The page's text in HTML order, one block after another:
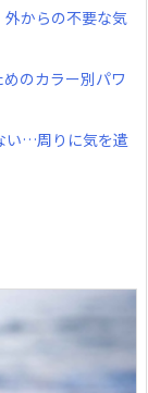
外からの不要な気
のカラー別パワ
い…周りに気を遣